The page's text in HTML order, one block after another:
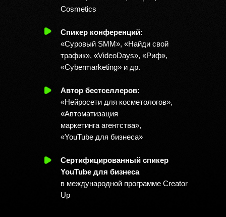
Cosmetics
Спикер конференций:
«Суровый SMM», «Найди свой
трафик», «VideoDays», «Риф»,
«Cybermarketing» и др.
Автор бестселлеров:
«Нейросети для косметологов»,
«Автоматизация
маркетинга агентства»,
«YouTube для бизнеса»
Сертифицированный спикер
YouTube для бизнеса
в международной программе Creator
Up
Вот что пишут те,
кто уже попробовал